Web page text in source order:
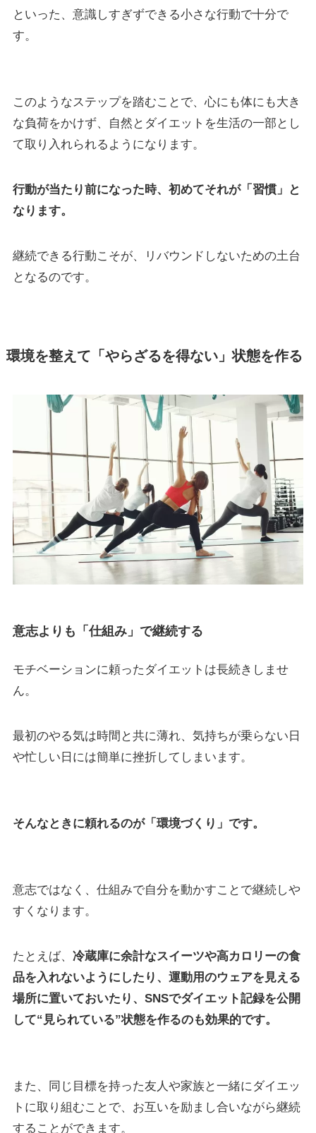
といった、意識しすぎずできる小さな行動で十分で
す。
このようなステップを踏むことで、心にも体にも大き
な負荷をかけず、自然とダイエットを生活の一部とし
て取り入れられるようになります。
行動が当たり前になった時、初めてそれが「習慣」と
なります。
継続できる行動こそが、リバウンドしないための土台
となるのです。
環境を整えて「やらざるを得ない」状態を作る
意志よりも「仕組み」で継続する
モチベーションに頼ったダイエットは長続きしませ
ん。
最初のやる気は時間と共に薄れ、気持ちが乗らない日
や忙しい日には簡単に挫折してしまいます。
そんなときに頼れるのが「環境づくり」です。
意志ではなく、仕組みで自分を動かすことで継続しや
すくなります。
たとえば、 冷蔵庫に余計なスイーツや高カロリーの食
品を入れないようにしたり、運動用のウェアを見える
場所に置いておいたり、SNSでダイエット記録を公開
して“見られている”状態を作るのも効果的です。
また、同じ目標を持った友人や家族と一緒にダイエッ
トに取り組むことで、お互いを励まし合いながら継続
することができます。